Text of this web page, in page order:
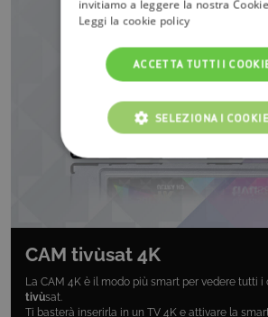
CAM tivùsat 4K
La CAM 4K è il modo più smart per vedere tutti i
tivùsat.
Ti basterà inserirla in un TV 4K e attivare la
invitiamo a leggere la nostra
Leggi la cookie policy
ACCETTA TUTTI I
SELEZIONA I COOKIE
COOKIE TECNICI
COOKIE ANALITICI
COOKIE DI PROFILAZIONE
FUNZIONALITÀ